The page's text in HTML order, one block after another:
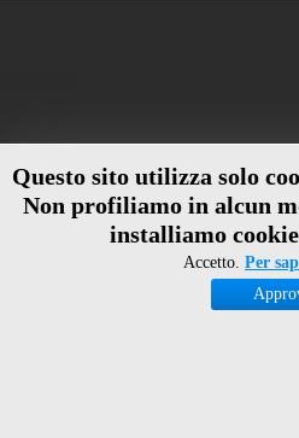
Questo sito utilizza solo
Non profiliamo in alcun
installiamo
Accetto. Per